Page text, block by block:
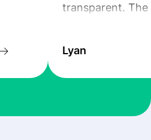
transparent. The
the exchange
at Profee is very
Lyan